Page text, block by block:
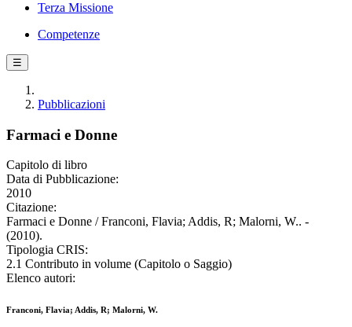
Terza Missione
Competenze
☰
Pubblicazioni
Farmaci e Donne
Capitolo di libro
Data di Pubblicazione:
2010
Citazione:
Farmaci e Donne / Franconi, Flavia; Addis, R; Malorni, W.. -
(2010).
Tipologia CRIS:
2.1 Contributo in volume (Capitolo o Saggio)
Elenco autori:
Franconi, Flavia; Addis, R; Malorni, W.